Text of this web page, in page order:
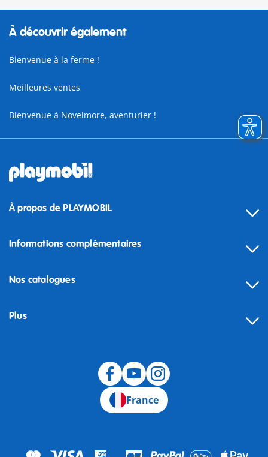
À découvrir également
Bienvenue à la ferme !
Meilleures ventes
Bienvenue à Novelmore, aventurier !
À propos de PLAYMOBIL
Informations complémentaires
Nos catalogues
Plus
France